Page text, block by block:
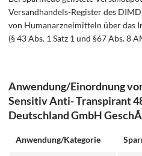
Versandhandels-Register des
von Humanarzneimitteln über das
(§ 43 Abs. 1 Satz 1 und §67 Abs. 8
Anwendung/Einordnung
Sensitiv Anti- Transpirant
Deutschland GmbH
Anwendung/Kategorie